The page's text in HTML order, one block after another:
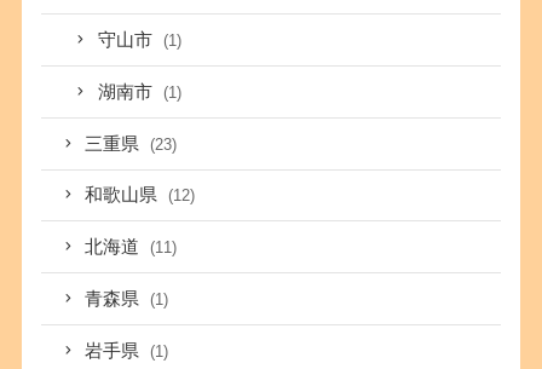
守山市 (1)
湖南市 (1)
三重県 (23)
和歌山県 (12)
北海道 (11)
青森県 (1)
岩手県 (1)